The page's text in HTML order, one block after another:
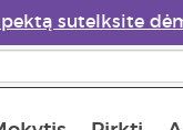
sutelksite